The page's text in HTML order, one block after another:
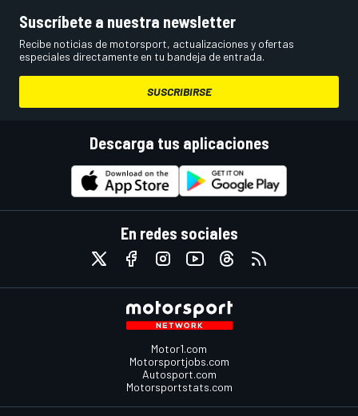
Suscríbete a nuestra newsletter
Recibe noticias de motorsport, actualizaciones y ofertas
especiales directamente en tu bandeja de entrada.
SUSCRIBIRSE
Descarga tus aplicaciones
En redes sociales
Motor1.com
Motorsportjobs.com
Autosport.com
Motorsportstats.com